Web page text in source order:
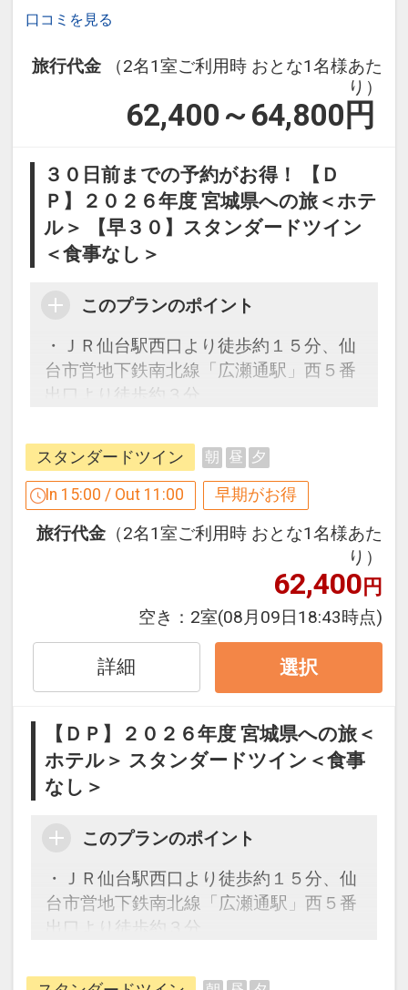
口コミを見る
旅行代金
（2名1室ご利用時 おとな1名様あた
り）
62,400～64,800 円
３０日前までの予約がお得！ 【Ｄ
Ｐ】２０２６年度 宮城県への旅＜ホテ
ル＞ 【早３０】スタンダードツイン
＜食事なし＞
このプランのポイント
・ＪＲ仙台駅西口より徒歩約１５分、仙
台市営地下鉄南北線「広瀬通駅」西５番
出口より徒歩約３分
料サービスや貸し出し品が多数あり
【３０日前までの申込限定だからお得】
本プランは「初泊日の３０日前までにお
申し込みの方」に限りご予約可能なプラ
※早期申込対象期間である２９日前を過
ぎてからの変更（人数の内訳・客室タイ
プ・食事条件・プラン・氏名・人員・泊
数の増減等の変更）があった場合、
新たに通常プランのご予約が必要となり
ます。
※取消料対象日を過ぎてからの変更は取
31日
インターネットコース番号：DP-1-
17273850
スタンダードツイン 朝 昼 夕
In 15:00 / Out 11:00 早期がお得
旅行代金 （2名1室ご利用時 おとな1名様あた
り）
62,400円
空き： 2室(08月09日18:43時点)
詳細 選択
【ＤＰ】２０２６年度 宮城県への旅＜
ホテル＞ スタンダードツイン＜食事
なし＞
このプランのポイント
・ＪＲ仙台駅西口より徒歩約１５分、仙
台市営地下鉄南北線「広瀬通駅」西５番
出口より徒歩約３分
料サービスや貸し出し品が多数あり